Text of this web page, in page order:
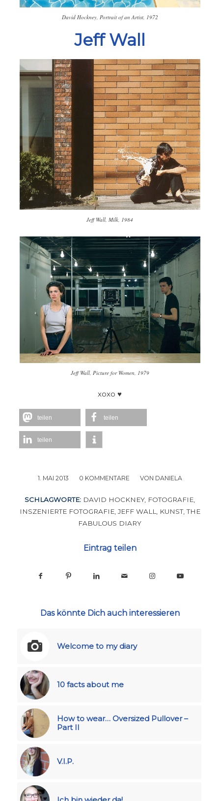
David Hockney, Portrait of an Artist, 1972
Jeff Wall
Jeff Wall, Milk, 1984
Jeff Wall, Picture for Women, 1979
xoxo ♥
teilen teilen
teilen
1. MAI 2013
/ 0 KOMMENTARE
/ VON DANIELA
SCHLAGWORTE: DAVID HOCKNEY, FOTOGRAFIE
INSZENIERTE FOTOGRAFIE,JEFF WALL KUNST,THE
FABULOUS DIARY
Eintrag teilen
Das könnte Dich auch interessieren
Welcome to my diary
10 facts about me
How to wear… Oversized Pullover –
Part II
V.I.P.